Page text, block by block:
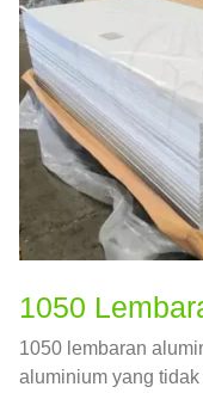
1050
1050 lembaran
aluminium yang